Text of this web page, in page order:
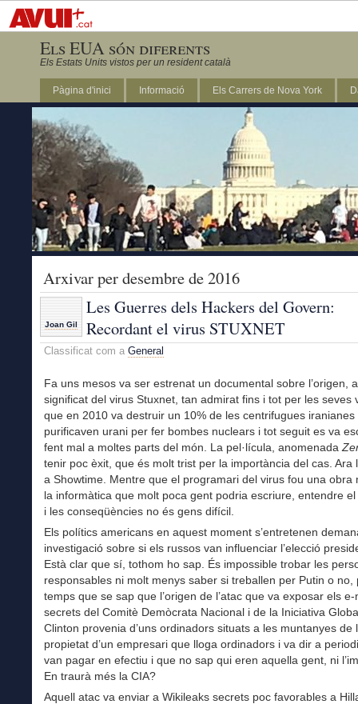
Els EUA són diferents
Els Estats Units vistos per un resident català
Pàgina d'inici Informació Els Carrers de Nova York
Arxivar per desembre de 2016
Joan Gil
Les Guerres dels Hackers del Govern:
Recordant el virus STUXNET
Classificat com a General
Fa uns mesos va ser estrenat un documental sobre l’origen,
significat del virus Stuxnet, tan admirat fins i tot per les seves
que en 2010 va destruir un 10% de les centrifugues iranianes
purificaven urani per fer bombes nuclears i tot seguit es va
fent mal a moltes parts del món. La pel·lícula, anomenada
tenir poc èxit, que és molt trist per la importància del cas. Ara
a Showtime. Mentre que el programari del virus fou una obra
la informàtica que molt poca gent podria escriure, entendre
i les conseqüències no és gens difícil.
Els polítics americans en aquest moment s’entretenen
investigació sobre si els russos van influenciar l’elecció
Està clar que sí, tothom ho sap. És impossible trobar les
responsables ni molt menys saber si treballen per Putin o no,
temps que se sap que l’origen de l’atac que va exposar els e-
secrets del Comitè Demòcrata Nacional i de la Iniciativa
Clinton provenia d’uns ordinadors situats a les muntanyes de
propietat d’un empresari que lloga ordinadors i va dir a
van pagar en efectiu i que no sap qui eren aquella gent, ni
En traurà més la CIA?
Aquell atac va enviar a Wikileaks secrets poc favorables a